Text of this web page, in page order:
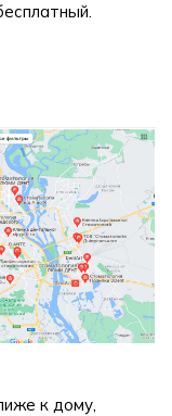
к дому,